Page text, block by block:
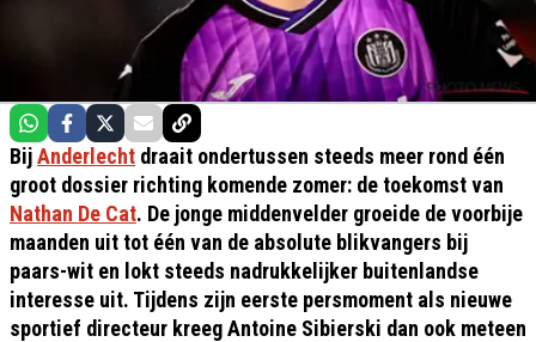
BijAnderlecht draait ondertussen steeds meer rond één
groot dossier richting komende zomer: de toekomst van
Nathan De Cat. De jonge middenvelder groeide de voorbije
maanden uit tot één van de absolute blikvangers bij
paars-wit en lokt steeds nadrukkelijker buitenlandse
interesse uit. Tijdens zijn eerste persmoment als nieuwe
sportief directeur kreeg Antoine Sibierski dan ook meteen